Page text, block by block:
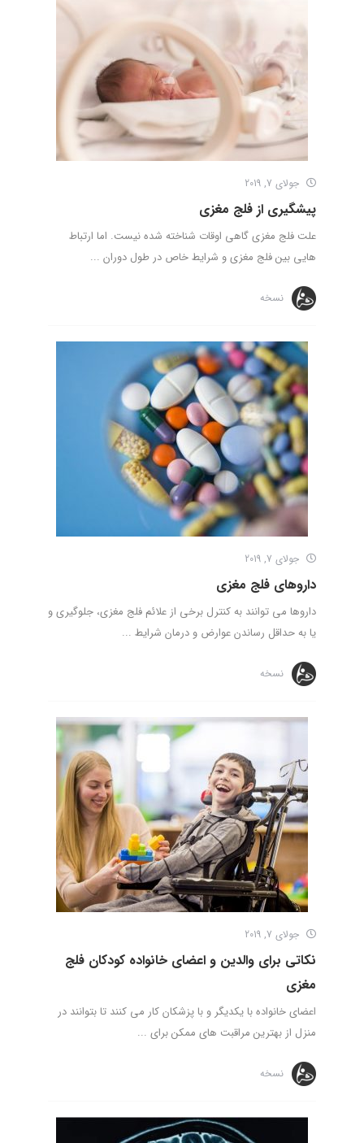
جولای 7, 2019
پیشگیری از فلج مغزی
علت فلج مغزی گاهی اوقات شناخته شده نیست. اما ارتباط
هایی بین فلج مغزی و شرایط خاص در طول دوران ...
نسخه
جولای 7, 2019
داروهای فلج مغزی
داروها می توانند به کنترل برخی از علائم فلج مغزی، جلوگیری و
یا به حداقل رساندن عوارض و درمان شرایط ...
نسخه
جولای 7, 2019
نکاتی برای والدین و اعضای خانواده کودکان فلج
مغزی
اعضای خانواده با یکدیگر و با پزشکان کار می کنند تا بتوانند در
منزل از بهترین مراقبت های ممکن برای ...
نسخه